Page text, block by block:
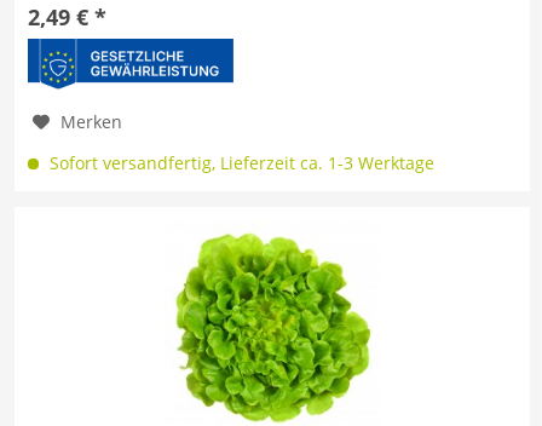
2,49 € *
Merken
Sofort versandfertig, Lieferzeit ca. 1-3 Werktage